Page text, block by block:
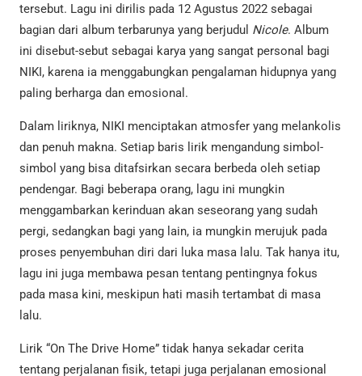
tersebut. Lagu ini dirilis pada 12 Agustus 2022 sebagai
bagian dari album terbarunya yang berjudul Nicole. Album
ini disebut-sebut sebagai karya yang sangat personal bagi
NIKI, karena ia menggabungkan pengalaman hidupnya yang
paling berharga dan emosional.
Dalam liriknya, NIKI menciptakan atmosfer yang melankolis
dan penuh makna. Setiap baris lirik mengandung simbol-
simbol yang bisa ditafsirkan secara berbeda oleh setiap
pendengar. Bagi beberapa orang, lagu ini mungkin
menggambarkan kerinduan akan seseorang yang sudah
pergi, sedangkan bagi yang lain, ia mungkin merujuk pada
proses penyembuhan diri dari luka masa lalu. Tak hanya itu,
lagu ini juga membawa pesan tentang pentingnya fokus
pada masa kini, meskipun hati masih tertambat di masa
lalu.
Lirik “On The Drive Home” tidak hanya sekadar cerita
tentang perjalanan fisik, tetapi juga perjalanan emosional